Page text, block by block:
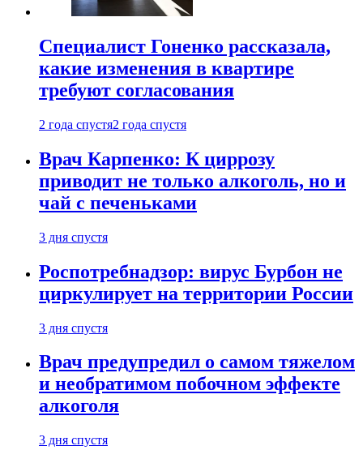
Специалист Гоненко рассказала,
какие изменения в квартире
требуют согласования
2 года спустя2 года спустя
Врач Карпенко: К циррозу
приводит не только алкоголь, но и
чай с печеньками
3 дня спустя
Роспотребнадзор: вирус Бурбон не
циркулирует на территории России
3 дня спустя
Врач предупредил о самом тяжелом
и необратимом побочном эффекте
алкоголя
3 дня спустя